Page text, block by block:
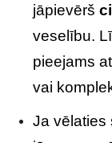
jāpievērš
veselību.
pieejams
vai
Ja vēlaties